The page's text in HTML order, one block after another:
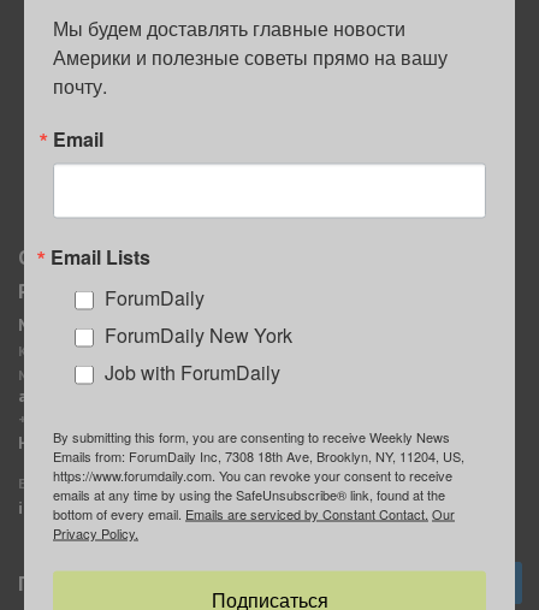
ОБРАЗОВАНИЕ
О нас
Реклама
MediaKit
Контактное лицо:
Марина Баранчук
ad@forumdaily.com
+1 347-604-1261
Наши рекламодатели
E-mail редакции:
info@forumdaily.com
Группа “ИЩУ СОВЕТА”
ForumDaily
Подписка
Мы будем доставлять главные новости
Америки и полезные советы прямо на вашу
почту.
Email
Email Lists
ForumDaily
ForumDaily New York
Job with ForumDaily
By submitting this form, you are consenting to receive Weekly News
Emails from: ForumDaily Inc, 7308 18th Ave, Brooklyn, NY, 11204, US,
https://www.forumdaily.com. You can revoke your consent to receive
emails at any time by using the SafeUnsubscribe® link, found at the
bottom of every email. Emails are serviced by Constant Contact. Our
Privacy Policy.
Подписаться